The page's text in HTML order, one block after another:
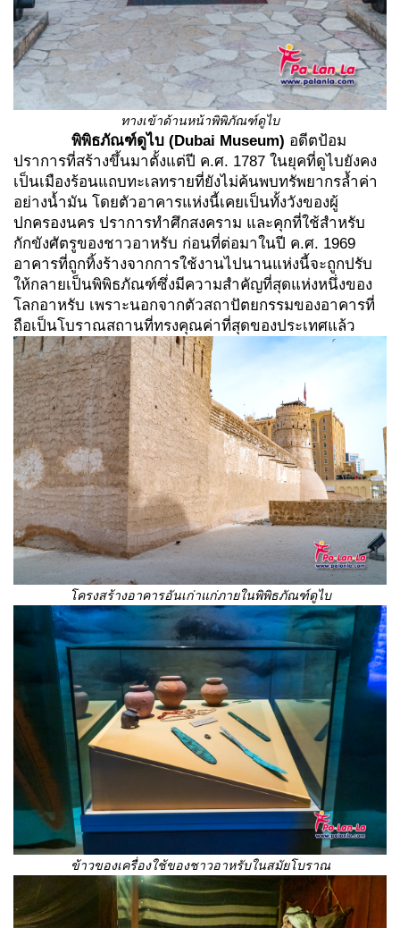
ทางเข้าด้านหน้าพิพิภัณฑ์ดูไบ
พิพิธภัณฑ์ดูไบ (Dubai Museum) อดีตป้อม
ปราการที่สร้างขึ้นมาตั้งแต่ปี ค.ศ. 1787 ในยุคที่ดูไบยังคง
เป็นเมืองร้อนแถบทะเลทรายที่ยังไม่ค้นพบทรัพยากรล้ำค่า
อย่างน้ำมัน โดยตัวอาคารแห่งนี้เคยเป็นทั้งวังของผู้
ปกครองนคร ปราการทำศึกสงคราม และคุกที่ใช้สำหรับ
กักขังศัตรูของชาวอาหรับ ก่อนที่ต่อมาในปี ค.ศ. 1969
อาคารที่ถูกทิ้งร้างจากการใช้งานไปนานแห่งนี้จะถูกปรับ
ให้กลายเป็นพิพิธภัณฑ์ซึ่งมีความสำคัญที่สุดแห่งหนึ่งของ
โลกอาหรับ เพราะนอกจากตัวสถาปัตยกรรมของอาคารที่
ถือเป็นโบราณสถานที่ทรงคุณค่าที่สุดของประเทศแล้ว
โครงสร้างอาคารอันเก่าแก่ภายในพิพิธภัณฑ์ดูไบ
ข้าวของเครื่องใช้ของชาวอาหรับในสมัยโบราณ